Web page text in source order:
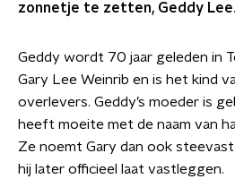
zonnetje te zetten, Geddy Lee.
Geddy wordt 70 jaar geleden in
Gary Lee Weinrib en is het kind
overlevers. Geddy’s moeder is
heeft moeite met de naam van
Ze noemt Gary dan ook steevast
hij later officieel laat vastleggen.